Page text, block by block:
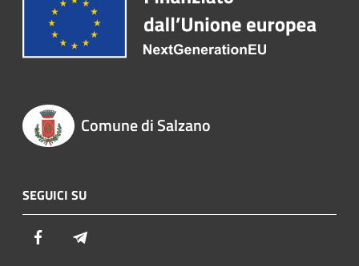
Comune di Salzano
SEGUICI SU
Facebook